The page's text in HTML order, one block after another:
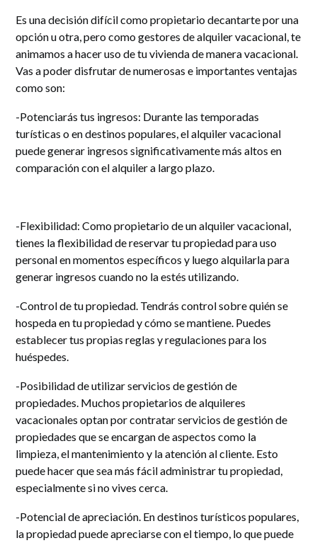
Es una decisión difícil como propietario decantarte por una
opción u otra, pero como gestores de alquiler vacacional, te
animamos a hacer uso de tu vivienda de manera vacacional.
Vas a poder disfrutar de numerosas e importantes ventajas
como son:
-Potenciarás tus ingresos: Durante las temporadas
turísticas o en destinos populares, el alquiler vacacional
puede generar ingresos significativamente más altos en
comparación con el alquiler a largo plazo.
-Flexibilidad: Como propietario de un alquiler vacacional,
tienes la flexibilidad de reservar tu propiedad para uso
personal en momentos específicos y luego alquilarla para
generar ingresos cuando no la estés utilizando.
-Control de tu propiedad. Tendrás control sobre quién se
hospeda en tu propiedad y cómo se mantiene. Puedes
establecer tus propias reglas y regulaciones para los
huéspedes.
-Posibilidad de utilizar servicios de gestión de
propiedades. Muchos propietarios de alquileres
vacacionales optan por contratar servicios de gestión de
propiedades que se encargan de aspectos como la
limpieza, el mantenimiento y la atención al cliente. Esto
puede hacer que sea más fácil administrar tu propiedad,
especialmente si no vives cerca.
-Potencial de apreciación. En destinos turísticos populares,
la propiedad puede apreciarse con el tiempo, lo que puede